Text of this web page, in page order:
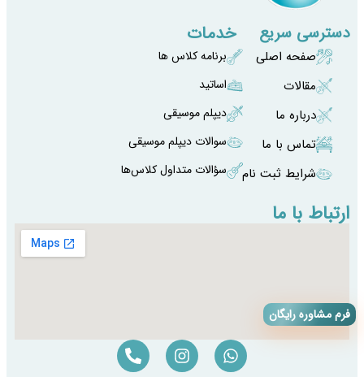
فرم مشاوره رایگان
دسترسی سریع
صفحه اصلی
مقالات
درباره ما
تماس با ما
شرایط ثبت نام
خدمات
برنامه کلاس ها
اساتید
دیپلم موسیقی
سوالات دیپلم موسیقی
سؤالات متداول کلاس‌ها
ارتباط با ما